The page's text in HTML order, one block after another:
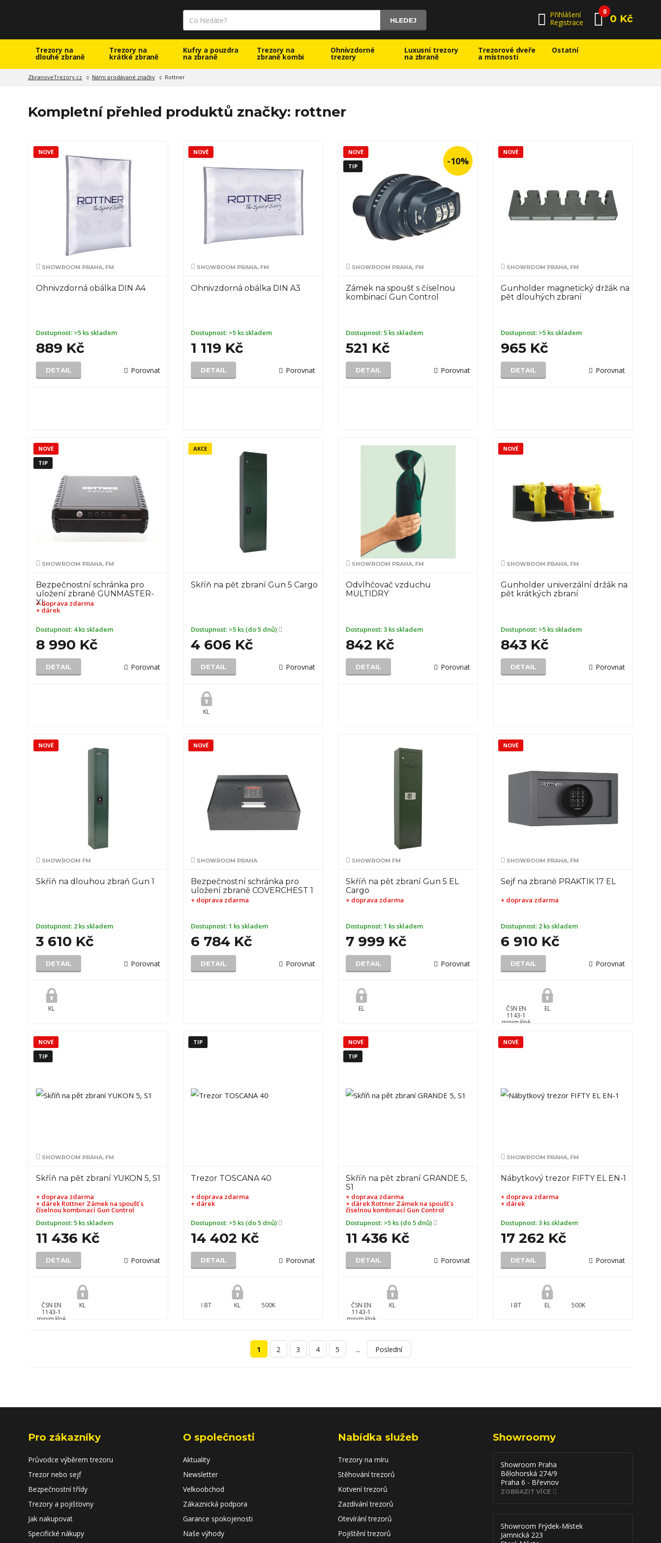
HLEDEJ
Přihlášení
Registrace
0
0 Kč
Trezory na
dlouhé zbraně
Trezory na
krátké zbraně
Kufry a pouzdra
na zbraně
Trezory na
zbraně kombi
Ohnivzdorné
trezory
Luxusní trezory
na zbraně
Trezorové dveře
a místnosti
Ostatní
ZbranoveTrezory.cz Námi prodávané značky Rottner
Kompletní přehled produktů značky: rottner
SHOWROOM PRAHA, FM
Ohnivzdorná obálka DIN A4
Dostupnost: >5 ks skladem
889 Kč
DETAIL Porovnat
NOVÉ
SHOWROOM PRAHA, FM
Ohnivzdorná obálka DIN A3
Dostupnost: >5 ks skladem
1 119 Kč
DETAIL Porovnat
NOVÉ
SHOWROOM PRAHA, FM
Zámek na spoušť s číselnou
kombinací Gun Control
Dostupnost:5 ks skladem
521 Kč
DETAIL Porovnat
NOVÉ
TIP
-10%
SHOWROOM PRAHA, FM
Gunholder magnetický držák na
pět dlouhých zbraní
Dostupnost: >5 ks skladem
965 Kč
DETAIL Porovnat
NOVÉ
SHOWROOM PRAHA, FM
Bezpečnostní schránka pro
uložení zbraně GUNMASTER-
XL…
+ doprava zdarma
+ dárek
Dostupnost: 4 ks skladem
8 990 Kč
DETAIL Porovnat
NOVÉ
TIP
Skříň na pět zbraní Gun 5 Cargo
Dostupnost: >5 ks (do 5 dnů)
4 606 Kč
DETAIL Porovnat
KL
AKCE
SHOWROOM PRAHA, FM
Odvlhčovač vzduchu
MULTIDRY
Dostupnost:3 ks skladem
842 Kč
DETAIL Porovnat
SHOWROOM PRAHA, FM
Gunholder univerzální držák na
pět krátkých zbraní
Dostupnost: >5 ks skladem
843 Kč
DETAIL Porovnat
NOVÉ
SHOWROOM FM
Skříň na dlouhou zbraň Gun 1
Dostupnost: 2 ks skladem
3 610 Kč
DETAIL Porovnat
KL
NOVÉ
SHOWROOM PRAHA
Bezpečnostní schránka pro
uložení zbraně COVERCHEST 1
+ doprava zdarma
Dostupnost:1 ks skladem
6 784 Kč
DETAIL Porovnat
NOVÉ
SHOWROOM FM
Skříň na pět zbraní Gun 5 EL
Cargo
+ doprava zdarma
Dostupnost:1 ks skladem
7 999 Kč
DETAIL Porovnat
EL
SHOWROOM PRAHA, FM
Sejf na zbraně PRAKTIK 17 EL
+ doprava zdarma
Dostupnost: 2 ks skladem
6 910 Kč
DETAIL Porovnat
ČSN EN
1143-1
minimálně
splňuje
zákon č.
90/2024
EL
NOVÉ
SHOWROOM PRAHA, FM
Skříň na pět zbraní YUKON 5, S1
+ doprava zdarma
+ dárekRottner Zámek na spoušť s
číselnou kombinací Gun Control
Dostupnost:5 ks skladem
11 436 Kč
DETAIL Porovnat
ČSN EN
1143-1
minimálně
KL
NOVÉ
TIP
Trezor TOSCANA 40
+ doprava zdarma
+ dárek
Dostupnost: >5 ks (do 5 dnů)
14 402 Kč
DETAIL Porovnat
I BT KL 500K
TIP
Skříň na pět zbraní GRANDE 5,
S1
+ doprava zdarma
+ dárekRottner Zámek na spoušť s
číselnou kombinací Gun Control
Dostupnost: >5 ks (do 5 dnů)
11 436 Kč
DETAIL Porovnat
ČSN EN
1143-1
minimálně
zákon č.
Sb.
KL
NOVÉ
TIP
SHOWROOM PRAHA, FM
Nábytkový trezor FIFTY EL EN-1
+ doprava zdarma
+ dárek
Dostupnost:3 ks skladem
17 262 Kč
DETAIL Porovnat
I BT EL 500K
NOVÉ
1 2 3 4 5 ... Poslední
Pro zákazníky
Průvodce výběrem trezoru
Trezor nebo sejf
Bezpečnostní třídy
Trezory a pojišťovny
Jak nakupovat
Specifické nákupy
O společnosti
Aktuality
Newsletter
Velkoobchod
Zákaznická podpora
Garance spokojenosti
Naše výhody
Nabídka služeb
Trezory na míru
Stěhování trezorů
Kotvení trezorů
Zazdívání trezorů
Otevírání trezorů
Pojištění trezorů
Showroomy
Showroom Praha
Bělohorská 274/9
Praha 6 - Břevnov
ZOBRAZIT VÍCE
Showroom Frýdek-Místek
Jamnická 223